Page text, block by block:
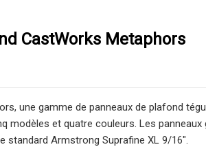
CastWorks Metaphors
une gamme de panneaux de plafond
modèles et quatre couleurs. Les
Armstrong Suprafine XL 9/16″.